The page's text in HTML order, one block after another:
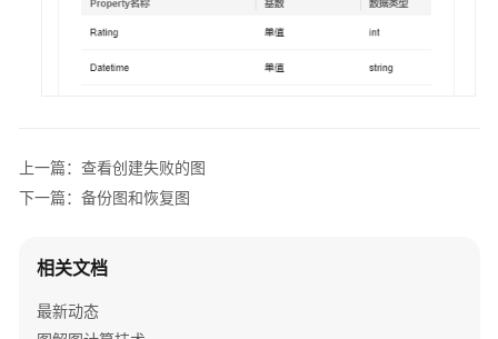
准
备
入
数
上一篇：查看创建失败的图
下一篇：备份图和恢复图
相关文档
最新动态